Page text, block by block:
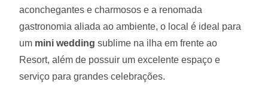
aconchegantes e charmosos e a renomada
gastronomia aliada ao ambiente, o local é ideal para
um mini wedding sublime na ilha em frente ao
Resort, além de possuir um excelente espaço e
serviço para grandes celebrações.